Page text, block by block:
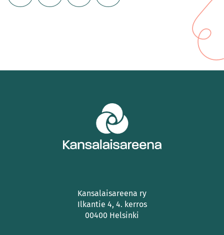
Kansalaisareena ry
Ilkantie 4, 4. kerros
00400 Helsinki